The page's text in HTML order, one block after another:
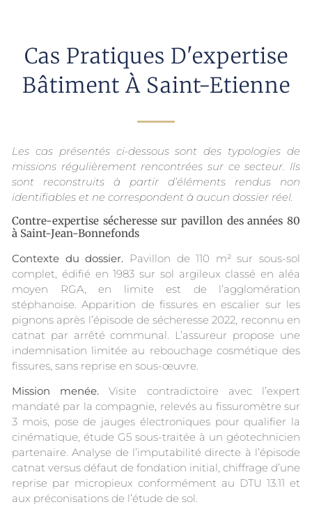
Cas Pratiques D'expertise
Bâtiment À Saint-Etienne
Les cas présentés ci-dessous sont des typologies de
missions régulièrement rencontrées sur ce secteur. Ils
sont reconstruits à partir d’éléments rendus non
identifiables et ne correspondent à aucun dossier réel.
Contre-expertise sécheresse sur pavillon des années 80
à Saint-Jean-Bonnefonds
Contexte du dossier. Pavillon de 110 m² sur sous-sol
complet, édifié en 1983 sur sol argileux classé en aléa
moyen RGA, en limite est de l’agglomération
stéphanoise. Apparition de fissures en escalier sur les
pignons après l’épisode de sécheresse 2022, reconnu en
catnat par arrêté communal. L’assureur propose une
indemnisation limitée au rebouchage cosmétique des
fissures, sans reprise en sous-œuvre.
Mission menée. Visite contradictoire avec l’expert
mandaté par la compagnie, relevés au fissuromètre sur
3 mois, pose de jauges électroniques pour qualifier la
cinématique, étude G5 sous-traitée à un géotechnicien
partenaire. Analyse de l’imputabilité directe à l’épisode
catnat versus défaut de fondation initial, chiffrage d’une
reprise par micropieux conformément au DTU 13.11 et
aux préconisations de l’étude de sol.